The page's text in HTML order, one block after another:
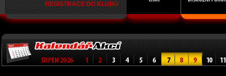
REGISTRACE DO KLUBU